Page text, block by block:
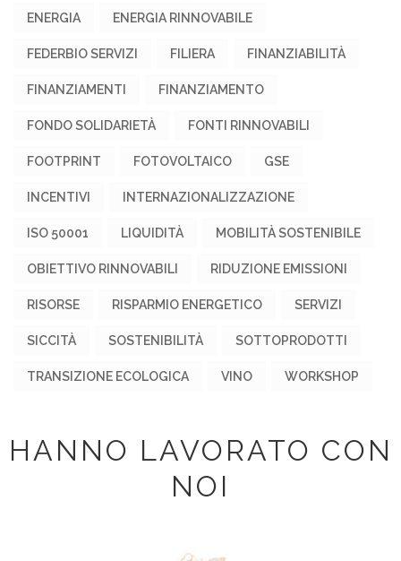
ENERGIA ENERGIA RINNOVABILE
FEDERBIO SERVIZI FILIERA FINANZIABILITÀ
FINANZIAMENTI FINANZIAMENTO
FONDO SOLIDARIETÀ FONTI RINNOVABILI
FOOTPRINT FOTOVOLTAICO GSE
INCENTIVI INTERNAZIONALIZZAZIONE
ISO 50001 LIQUIDITÀ MOBILITÀ SOSTENIBILE
OBIETTIVO RINNOVABILI RIDUZIONE EMISSIONI
RISORSE RISPARMIO ENERGETICO SERVIZI
SICCITÀ SOSTENIBILITÀ SOTTOPRODOTTI
TRANSIZIONE ECOLOGICA VINO WORKSHOP
HANNO LAVORATO CON
NOI